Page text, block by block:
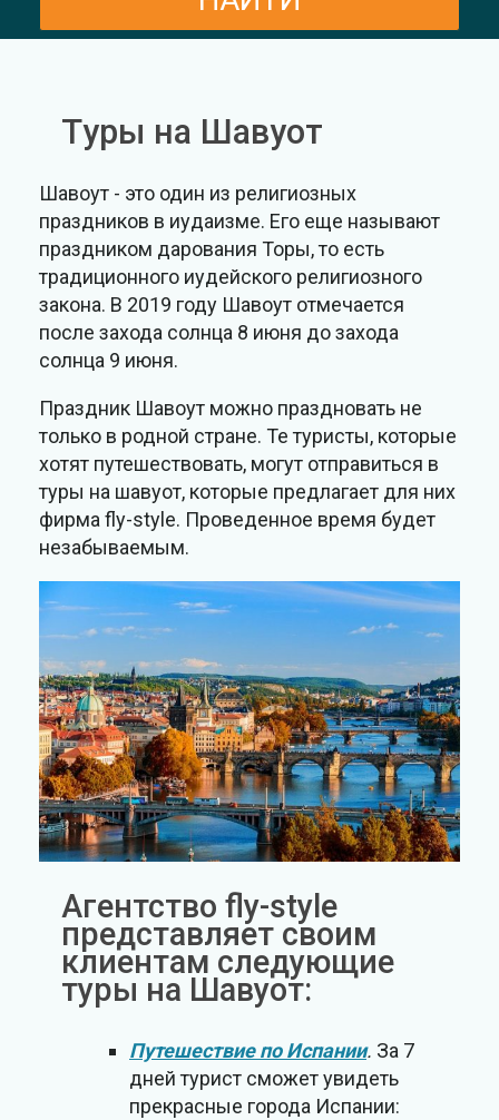
Tуры на Шавуот
Шавоут - это один из религиозных
праздников в иудаизме. Его еще называют
праздником дарования Торы, то есть
традиционного иудейского религиозного
закона. В 2019 году Шавоут отмечается
после захода солнца 8 июня до захода
солнца 9 июня.
Праздник Шавоут можно праздновать не
только в родной стране. Те туристы, которые
хотят путешествовать, могут отправиться в
туры на шавуот, которые предлагает для них
фирма fly-style. Проведенное время будет
незабываемым.
Агентство fly-style
представляет своим
клиентам следующие
туры на Шавуот:
Путешествие по Испании. За 7
дней турист сможет увидеть
прекрасные города Испании: